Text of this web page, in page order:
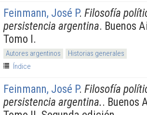
Feinmann, José P. Filosofía
persistencia argentina. Buenos
Tomo I.
Autores argentinos
Historias generales
Índice
Feinmann, José P. Filosofía
persistencia argentina.. Buenos